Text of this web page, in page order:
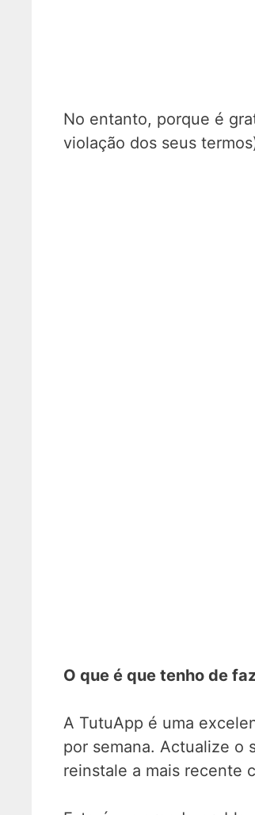
No entanto, porque é
violação dos seus
O que é que tenho de
A TutuApp é uma
por semana. Actualize o
reinstale a mais recente